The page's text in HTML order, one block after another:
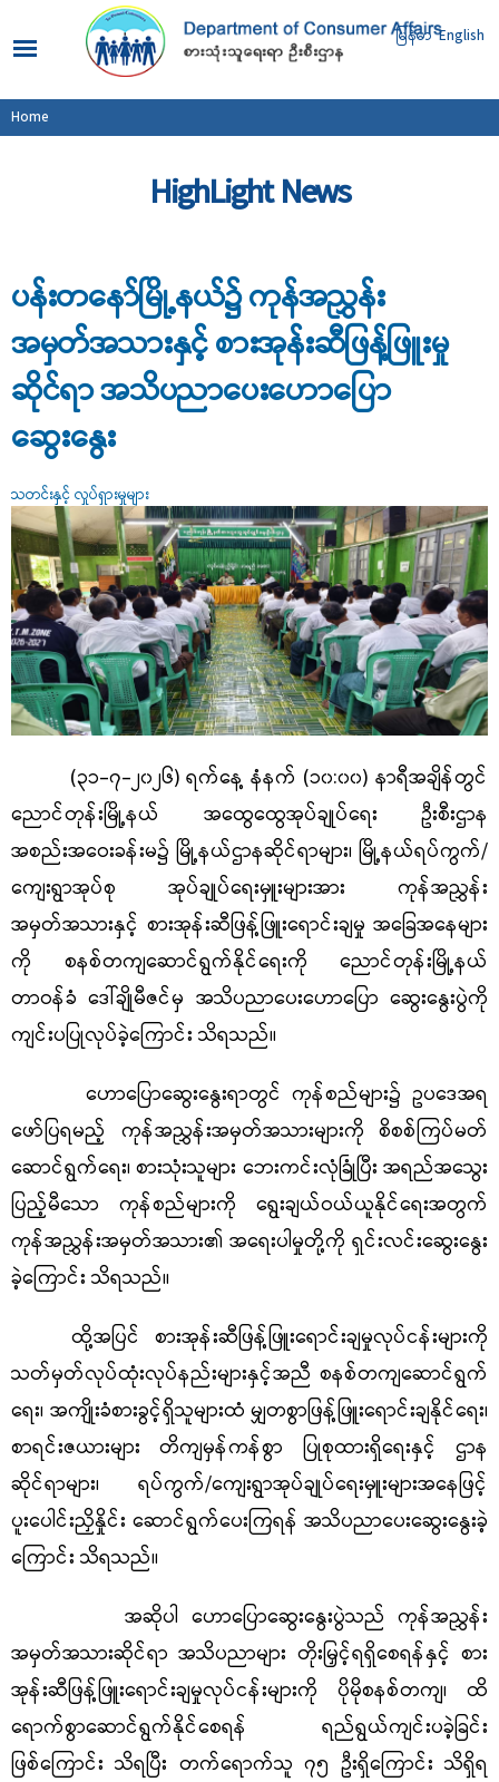
main
content
မြန်မာ English
You are here
Home
HighLight News
ပန်းတနော်မြို့နယ်၌ ကုန်အညွှန်း
အမှတ်အသားနှင့် စားအုန်းဆီဖြန့်ဖြူးမှု
ဆိုင်ရာ အသိပညာပေးဟောပြော
ဆွေးနွေး
သတင်းနှင့် လှုပ်ရှားမှုများ
(၃၁-၇-၂၀၂၆) ရက်နေ့ နံနက် (၁၀:၀၀) နာရီအချိန်တွင်
ညောင်တုန်းမြို့နယ် အထွေထွေအုပ်ချုပ်ရေး ဦးစီးဌာန
အစည်းအဝေးခန်းမ၌ မြို့နယ်ဌာနဆိုင်ရာများ၊ မြို့နယ်ရပ်ကွက်/
ကျေးရွာအုပ်စု အုပ်ချုပ်ရေးမှူးများအား ကုန်အညွှန်း
အမှတ်အသားနှင့် စားအုန်းဆီဖြန့်ဖြူးရောင်းချမှု အခြေအနေများ
ကို စနစ်တကျဆောင်ရွက်နိုင်ရေးကို ညောင်တုန်းမြို့နယ်
တာဝန်ခံ ဒေါ်ချိုမီဇင်မှ အသိပညာပေးဟောပြော ဆွေးနွေးပွဲကို
ကျင်းပပြုလုပ်ခဲ့ကြောင်း သိရသည်။
ဟောပြောဆွေးနွေးရာတွင် ကုန်စည်များ၌ ဥပဒေအရ
ဖော်ပြရမည့် ကုန်အညွှန်းအမှတ်အသားများကို စိစစ်ကြပ်မတ်
ဆောင်ရွက်ရေး၊ စားသုံးသူများ ဘေးကင်းလုံခြုံပြီး အရည်အသွေး
ပြည့်မီသော ကုန်စည်များကို ရွေးချယ်ဝယ်ယူနိုင်ရေးအတွက်
ကုန်အညွှန်းအမှတ်အသား၏ အရေးပါမှုတို့ကို ရှင်းလင်းဆွေးနွေး
ခဲ့ကြောင်း သိရသည်။
ထို့အပြင် စားအုန်းဆီဖြန့်ဖြူးရောင်းချမှုလုပ်ငန်းများကို
သတ်မှတ်လုပ်ထုံးလုပ်နည်းများနှင့်အညီ စနစ်တကျဆောင်ရွက်
ရေး၊ အကျိုးခံစားခွင့်ရှိသူများထံ မျှတစွာဖြန့်ဖြူးရောင်းချနိုင်ရေး၊
စာရင်းဇယားများ တိကျမှန်ကန်စွာ ပြုစုထားရှိရေးနှင့် ဌာန
ဆိုင်ရာများ၊ ရပ်ကွက်/ကျေးရွာအုပ်ချုပ်ရေးမှူးများအနေဖြင့်
ပူးပေါင်းညှိနှိုင်း ဆောင်ရွက်ပေးကြရန် အသိပညာပေးဆွေးနွေးခဲ့
ကြောင်း သိရသည်။
အဆိုပါ ဟောပြောဆွေးနွေးပွဲသည် ကုန်အညွှန်း
အမှတ်အသားဆိုင်ရာ အသိပညာများ တိုးမြှင့်ရရှိစေရန်နှင့် စား
အုန်းဆီဖြန့်ဖြူးရောင်းချမှုလုပ်ငန်းများကို ပိုမိုစနစ်တကျ၊ ထိ
ရောက်စွာဆောင်ရွက်နိုင်စေရန်
ရည်ရွယ်ကျင်းပခဲ့ခြင်း
ဖြစ်ကြောင်း သိရပြီး တက်ရောက်သူ ၇၅ ဦးရှိကြောင်း သိရှိရ